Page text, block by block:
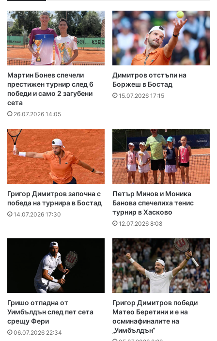
Мартин Бонев спечели
престижен турнир след 6
победи и само 2 загубени
сета
26.07.2026 14:05
Димитров отстъпи на
Боржеш в Бостад
15.07.2026 17:15
Григор Димитров започна с
победа на турнира в Бостад
14.07.2026 17:30
Петър Минов и Моника
Банова спечелиха тенис
турнир в Хасково
12.07.2026 8:08
Гришо отпадна от
Уимбълдън след пет сета
срещу Фери
06.07.2026 22:34
Григор Димитров победи
Матео Беретини и е на
осминафиналите на
„Уимбълдън“